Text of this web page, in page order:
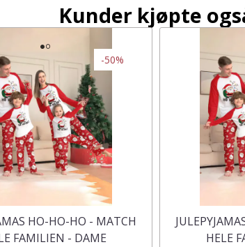
Kunder kjøpte
-50%
HO-HO-HO - MATCH
FAMILIEN - DAME
HELE